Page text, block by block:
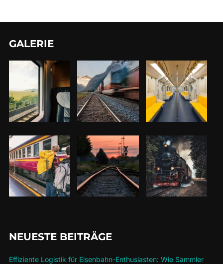
GALERIE
NEUESTE BEITRÄGE
Effiziente Logistik für Eisenbahn-Enthusiasten: Wie Sammler